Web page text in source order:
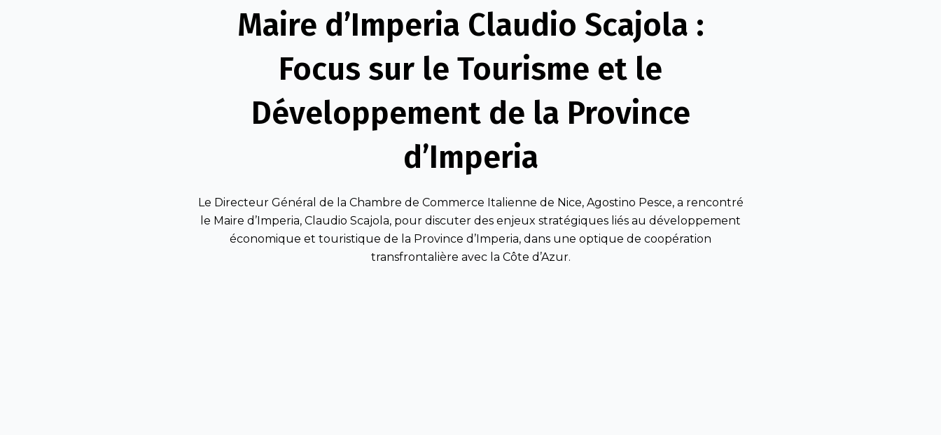
Maire d’Imperia Claudio Scajola :
Focus sur le Tourisme et le
Développement de la Province
d’Imperia
Le Directeur Général de la Chambre de Commerce Italienne de Nice, Agostino Pesce, a rencontré
le Maire d’Imperia, Claudio Scajola, pour discuter des enjeux stratégiques liés au développement
économique et touristique de la Province d’Imperia, dans une optique de coopération
transfrontalière avec la Côte d’Azur.